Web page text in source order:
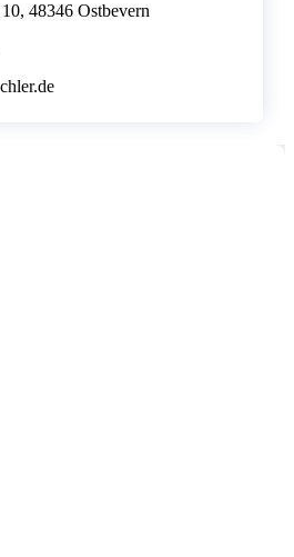
48346 Ostbevern